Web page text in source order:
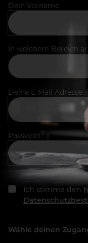
Dein Vorname
In welchem Bereich
Deine E-Mail Adresse
Passwort
Ich stimme den
Wähle deinen